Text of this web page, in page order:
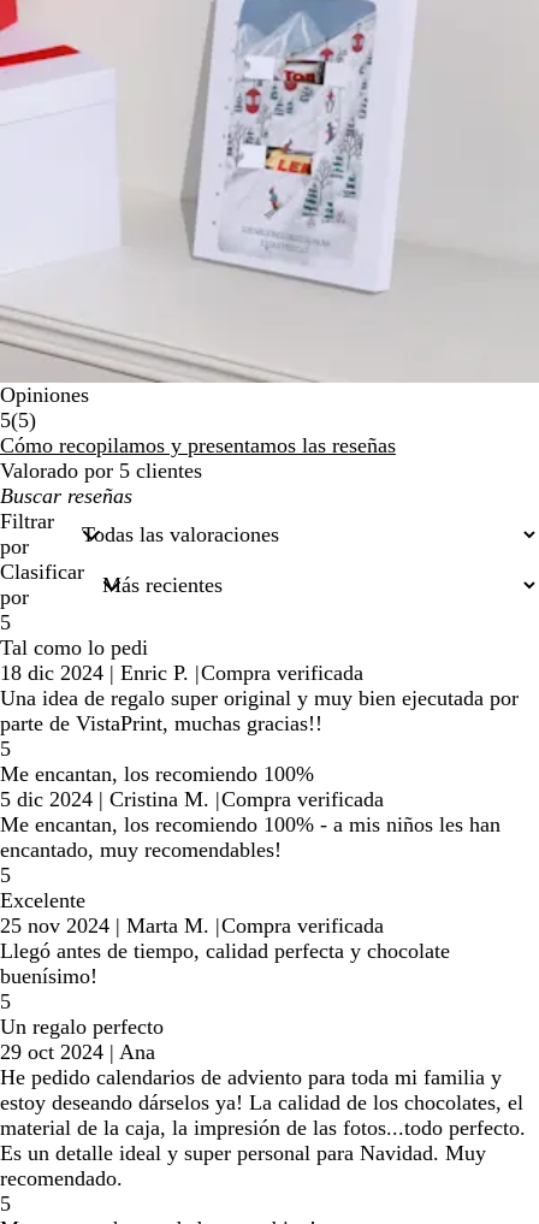
Opiniones
5(55
reseñas
)
Cómo recopilamos y presentamos las reseñas
Valorado por 5 clientes
Mis
búsquedas
Filtrar
por
Clasificar
por
5
Tal como lo pedi
18 dic 2024 | Enric P. |Compra verificada
Una idea de regalo super original y muy bien ejecutada por
parte de VistaPrint, muchas gracias!!
5
Me encantan, los recomiendo 100%
5 dic 2024 | Cristina M. |Compra verificada
Me encantan, los recomiendo 100% - a mis niños les han
encantado, muy recomendables!
5
Excelente
25 nov 2024 | Marta M. |Compra verificada
Llegó antes de tiempo, calidad perfecta y chocolate
buenísimo!
5
Un regalo perfecto
29 oct 2024 | Ana
He pedido calendarios de adviento para toda mi familia y
estoy deseando dárselos ya! La calidad de los chocolates, el
material de la caja, la impresión de las fotos...todo perfecto.
Es un detalle ideal y super personal para Navidad. Muy
recomendado.
5